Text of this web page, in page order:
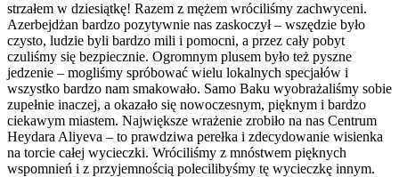
strzałem w dziesiątkę! Razem z mężem wróciliśmy zachwyceni.
Azerbejdżan bardzo pozytywnie nas zaskoczył – wszędzie było
czysto, ludzie byli bardzo mili i pomocni, a przez cały pobyt
czuliśmy się bezpiecznie. Ogromnym plusem było też pyszne
jedzenie – mogliśmy spróbować wielu lokalnych specjałów i
wszystko bardzo nam smakowało. Samo Baku wyobrażaliśmy sobie
zupełnie inaczej, a okazało się nowoczesnym, pięknym i bardzo
ciekawym miastem. Największe wrażenie zrobiło na nas Centrum
Heydara Aliyeva – to prawdziwa perełka i zdecydowanie wisienka
na torcie całej wycieczki. Wróciliśmy z mnóstwem pięknych
wspomnień i z przyjemnością polecilibyśmy tę wycieczkę innym.